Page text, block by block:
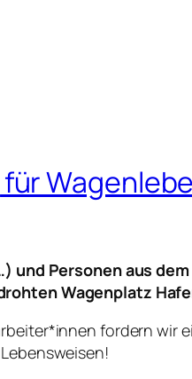
und Personen aus
Wagenplatz
fordern wir